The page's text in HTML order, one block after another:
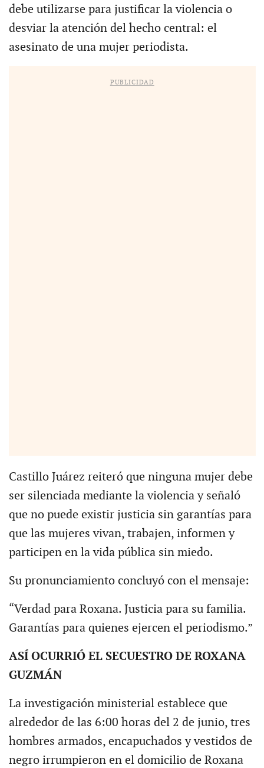
debe utilizarse para justificar la violencia o
desviar la atención del hecho central: el
asesinato de una mujer periodista.
PUBLICIDAD
Castillo Juárez reiteró que ninguna mujer debe
ser silenciada mediante la violencia y señaló
que no puede existir justicia sin garantías para
que las mujeres vivan, trabajen, informen y
participen en la vida pública sin miedo.
Su pronunciamiento concluyó con el mensaje:
“Verdad para Roxana. Justicia para su familia.
Garantías para quienes ejercen el periodismo.”
ASÍ OCURRIÓ EL SECUESTRO DE ROXANA
GUZMÁN
La investigación ministerial establece que
alrededor de las 6:00 horas del 2 de junio, tres
hombres armados, encapuchados y vestidos de
negro irrumpieron en el domicilio de Roxana